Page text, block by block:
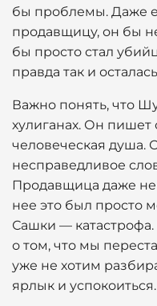
бы проблемы. Даже
продавщицу, он бы
бы просто стал
правда так и
Важно понять, что
хулиганах. Он пишет
человеческая душа.
несправедливое
Продавщица даже не
нее это был просто
Сашки —
о том, что мы
уже не хотим
ярлык и успокоиться.